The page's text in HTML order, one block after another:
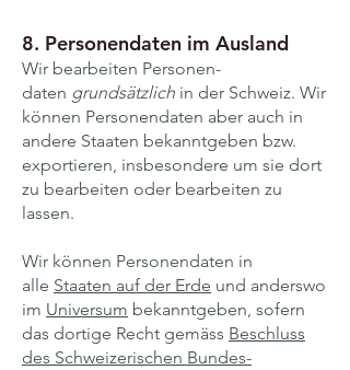
8. Personen­daten im Ausland
Wir bearbeiten Personen­
daten grundsätzlich in der Schweiz. Wir
können Personen­daten aber auch in
andere Staaten bekanntgeben bzw.
expor­tieren, ins­besondere um sie dort
zu bear­beiten oder bear­beiten zu
lassen.
Wir können Personen­daten in
alle Staaten auf der Erde und anderswo
im Universum bekanntgeben, sofern
das dortige Recht gemäss Beschluss
des Schwei­zerischen Bundes­